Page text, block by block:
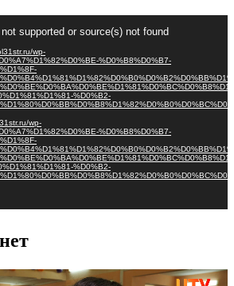
supported or source(s) not found
wp-
%D0%B8%D0%B7-
%D0%B2-
wp-
%D0%B8%D0%B7-
%D0%B2-